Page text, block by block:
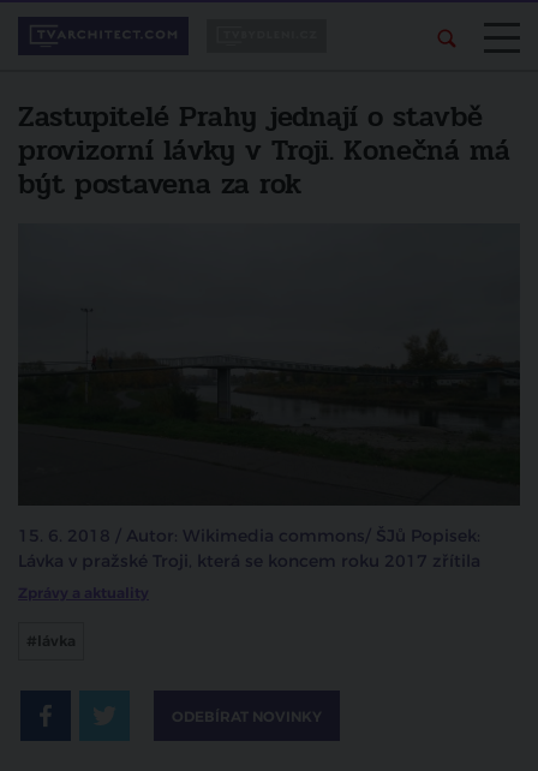
Zastupitelé Prahy jednají o stavbě
provizorní lávky v Troji. Konečná má
být postavena za rok
15. 6. 2018 / Autor: Wikimedia commons/ ŠJů Popisek:
Lávka v pražské Troji, která se koncem roku 2017 zřítila
Zprávy a aktuality
#lávka
ODEBÍRAT NOVINKY